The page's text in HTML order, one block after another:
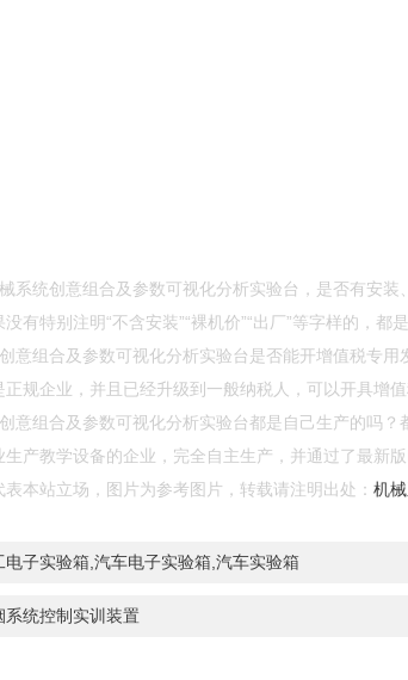
系统创意组合及参数可视化分析实验台，是否有安装
有特别注明“不含安装”“裸机价”“出厂”等字样的，都
意组合及参数可视化分析实验台是否能开增值税专用
规企业，并且已经升级到一般纳税人，可以开具增
意组合及参数可视化分析实验台都是自己生产的吗？
产教学设备的企业，完全自主生产，并通过了最新
本站立场，图片为参考图片，转载请注明出处：机
电子实验箱,汽车电子实验箱,汽车实验箱
系统控制实训装置